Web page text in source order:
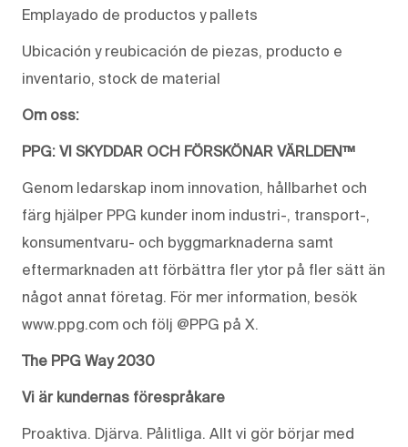
Emplayado de productos y pallets
Ubicación y reubicación de piezas, producto e
inventario, stock de material
Om oss:
PPG: VI SKYDDAR OCH FÖRSKÖNAR VÄRLDEN™
Genom ledarskap inom innovation, hållbarhet och
färg hjälper PPG kunder inom industri-, transport-,
konsumentvaru- och byggmarknaderna samt
eftermarknaden att förbättra fler ytor på fler sätt än
något annat företag. För mer information, besök
www.ppg.com och följ @PPG på X.
The PPG Way 2030
Vi är kundernas förespråkare
Proaktiva. Djärva. Pålitliga. Allt vi gör börjar med